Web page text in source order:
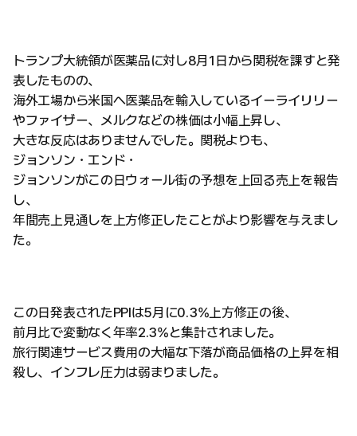
トランプ大統領が医薬品に対し8月1日から関税を課すと発
表したものの、
海外工場から米国へ医薬品を輸入しているイーライリリー
やファイザー、メルクなどの株価は小幅上昇し、
大きな反応はありませんでした。関税よりも、
ジョンソン・エンド・
ジョンソンがこの日ウォール街の予想を上回る売上を報告
し、
年間売上見通しを上方修正したことがより影響を与えまし
た。
この日発表されたPPIは5月に0.3%上方修正の後、
前月比で変動なく年率2.3%と集計されました。
旅行関連サービス費用の大幅な下落が商品価格の上昇を相
殺し、インフレ圧力は弱まりました。